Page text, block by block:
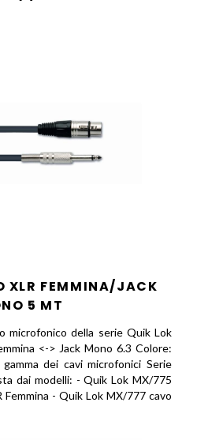
FEMMINA/JACK
5 MT
microfonico della serie Quik Lok
<-> Jack Mono 6.3 Colore:
dei cavi microfonici Serie
dai modelli: - Quik Lok MX/775
Femmina - Quik Lok MX/777 cavo